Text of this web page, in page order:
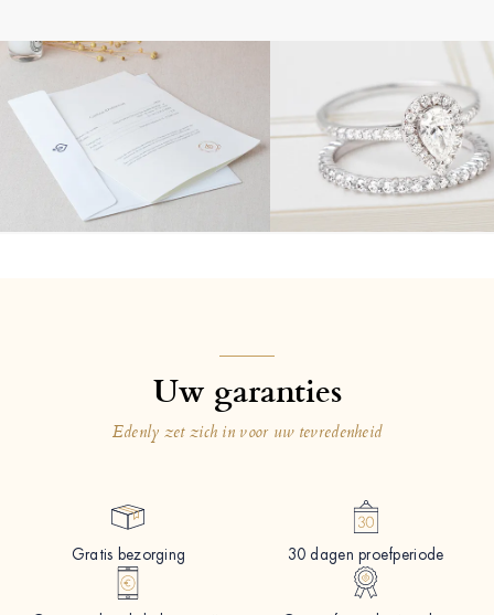
Uw garanties
Edenly zet zich in voor uw tevredenheid
Gratis bezorging 30 dagen proefperiode